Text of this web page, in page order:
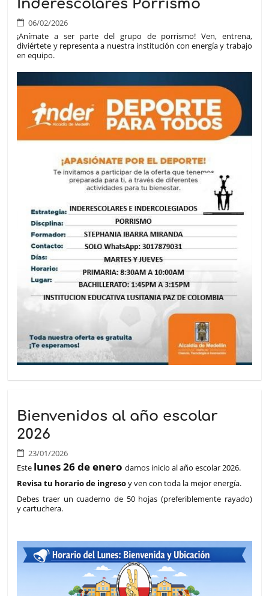
Inderescolares Porrismo
06/02/2026
¡Anímate a ser parte del grupo de porrismo! Ven, entrena,
diviértete y representa a nuestra institución con energía y trabajo
en equipo.
Bienvenidos al año escolar
2026
23/01/2026
Este lunes 26 de enero damos inicio al año escolar 2026.
Revisa tu horario de ingresoy ven con toda la mejor energía.
Debes traer un cuaderno de 50 hojas (preferiblemente rayado)
y cartuchera.